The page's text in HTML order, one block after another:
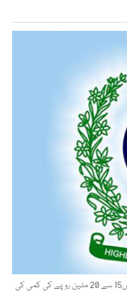
این ای ڈی یونیورسٹی اور جامعہ کراچی کو ماہ اگست کی موصولہ گرانٹ میں15 سے 20 ملین روپے کی کمی کی